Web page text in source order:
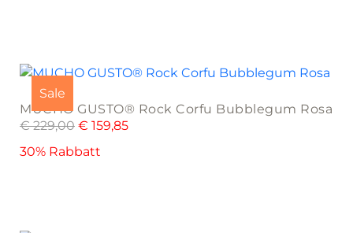
the
page
Sale
MUCHO GUSTO® Rock Corfu Bubblegum Rosa
€229,00 € 159,85
30% Rabbatt
product
has
multiple
variants.
The